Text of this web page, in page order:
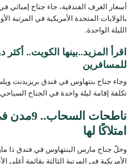
أسعار الغرف الفندقية، جاء جناح إمباثي
الليلة الواحدة.
اقرأ المزيد..بينها الكويت.. أكثر
للمسافرين
وجاء جناح بنتهاوس في فندق بريزيدنت
تكلفة إقامة ليلة واحدة في الجناح السياحي 80 ألف دولار.
ناطحات
امتلاكًا لها
وحلّ جناح مارس البنتهاوس في فندق ذا
الأمريكية في المرتبة الثالثة بقائمة أغلى